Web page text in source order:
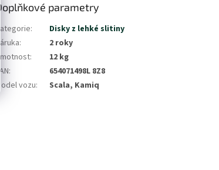
Doplňkové parametry
Kategorie:
Disky z lehké slitiny
Záruka:
2 roky
Hmotnost:
12 kg
EAN:
654071498L 8Z8
Model vozu: Scala, Kamiq